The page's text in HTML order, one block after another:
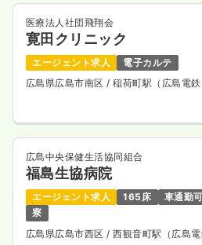
医療法人社団飛翔会
寛田クリニック
エージェント求人
電子カルテ
広島県広島市南区/ 稲荷町駅（広島電
広島中央保健生活協同組合
福島生協病院
エージェント求人 165床 車通勤可
寮
広島県広島市西区 / 西観音町駅（広島